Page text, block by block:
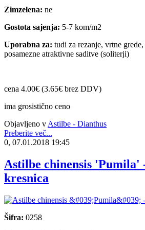
Zimzelena: ne
Gostota sajenja: 5-7 kom/m2
Uporabna za: tudi za rezanje, vrtne
posamezne atraktivne saditve (soliterji)
cena 4.00€ (3.65€ brez DDV)
ima grosistično ceno
Objavljeno v Astilbe - Dianthus
Preberite več...
0, 07.01.2018 19:45
Astilbe chinensis 'Pumila'
kresnica
Šifra: 0258